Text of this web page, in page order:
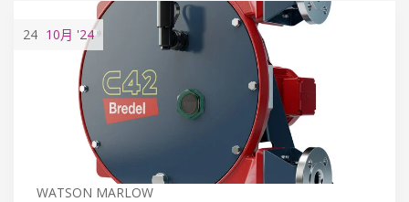
24 10月 '24
WATSON MARLOW